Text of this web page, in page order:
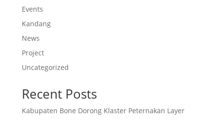
Events
Kandang
News
Project
Uncategorized
Recent Posts
Kabupaten Bone Dorong Klaster Peternakan Layer